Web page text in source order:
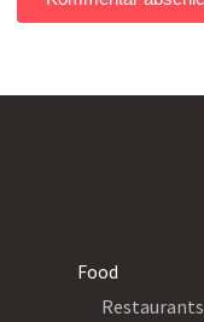
Food
Restaurants